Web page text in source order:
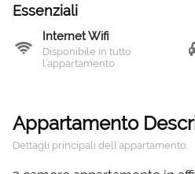
Essenziali
Internet Wifi
Disponibile in tutto
l’appartamento
Appartamento
Dettagli principali dell’appartamento.